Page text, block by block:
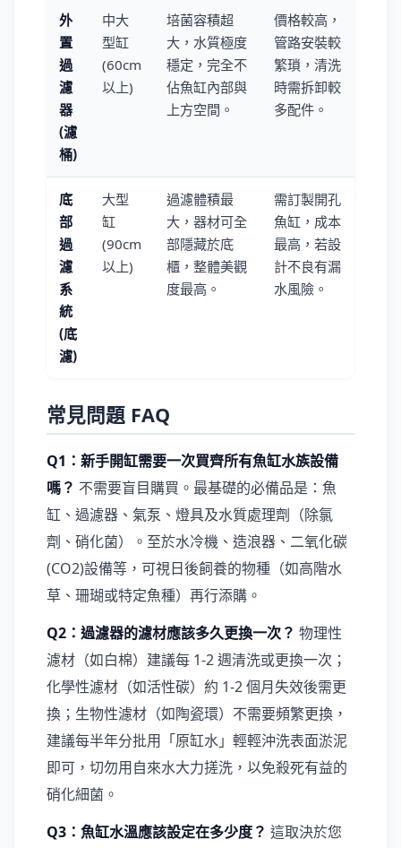
外
置
過
濾
器
(濾
桶)
中大
型缸
(60cm
以上)
培菌容積超
大，水質極度
穩定，完全不
佔魚缸內部與
上方空間。
價格較高，
管路安裝較
繁瑣，清洗
時需拆卸較
多配件。
底
部
過
濾
系
統
(底
濾)
大型
缸
(90cm
以上)
過濾體積最
大，器材可全
部隱藏於底
櫃，整體美觀
度最高。
需訂製開孔
魚缸，成本
最高，若設
計不良有漏
水風險。
常見問題 FAQ
Q1：新手開缸需要一次買齊所有魚缸水族設備
嗎？ 不需要盲目購買。最基礎的必備品是：魚
缸、過濾器、氣泵、燈具及水質處理劑（除氯
劑、硝化菌）。至於水冷機、造浪器、二氧化碳
(CO2)設備等，可視日後飼養的物種（如高階水
草、珊瑚或特定魚種）再行添購。
Q2：過濾器的濾材應該多久更換一次？ 物理性
濾材（如白棉）建議每 1-2 週清洗或更換一次；
化學性濾材（如活性碳）約 1-2 個月失效後需更
換；生物性濾材（如陶瓷環）不需要頻繁更換，
建議每半年分批用「原缸水」輕輕沖洗表面淤泥
即可，切勿用自來水大力搓洗，以免殺死有益的
硝化細菌。
Q3：魚缸水溫應該設定在多少度？ 這取決於您